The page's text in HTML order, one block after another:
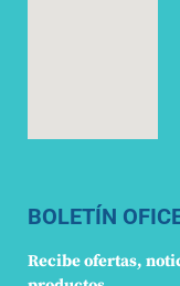
BOLETÍN
Recibe ofertas,